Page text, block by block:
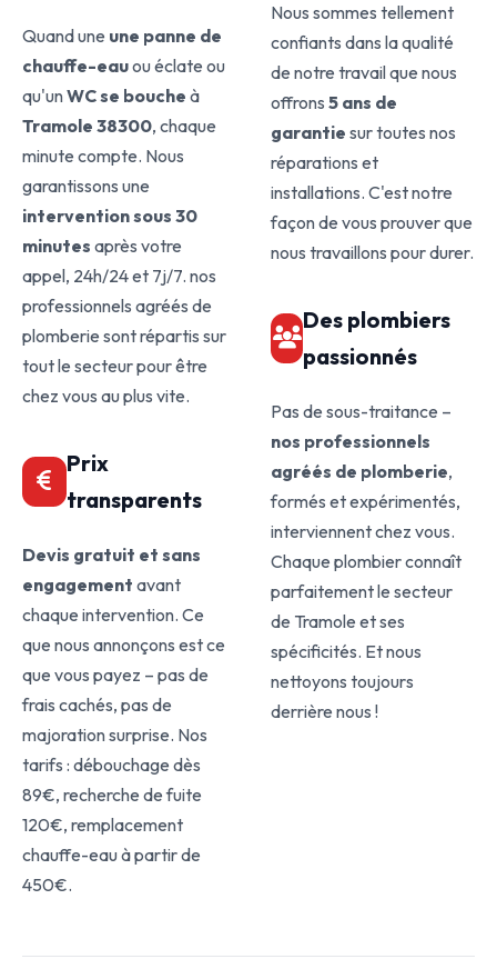
Quand une une panne de
chauffe-eauou éclate ou
qu'unWC se bouche à
Tramole 38300, chaque
minute compte. Nous
garantissons une
intervention sous 30
minutes après votre
appel, 24h/24 et 7j/7. nos
professionnels agréés de
plomberie sont répartis sur
tout le secteur pour être
chez vous au plus vite.
Prix
transparents
Devis gratuit et sans
engagement avant
chaque intervention. Ce
que nous annonçons est ce
que vous payez – pas de
frais cachés, pas de
majoration surprise. Nos
tarifs : débouchage dès
89€, recherche de fuite
120€, remplacement
chauffe-eau à partir de
450€.
Nous sommes tellement
confiants dans la qualité
de notre travail que nous
offrons 5 ans de
garantie sur toutes nos
réparations et
installations. C'est notre
façon de vous prouver que
nous travaillons pour durer.
Des plombiers
passionnés
Pas de sous-traitance –
nos professionnels
agréés de plomberie,
formés et expérimentés,
interviennent chez vous.
Chaque plombier connaît
parfaitement le secteur
de Tramole et ses
spécificités. Et nous
nettoyons toujours
derrière nous !